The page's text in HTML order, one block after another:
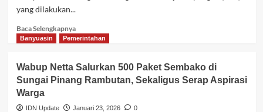
di
Dorong
Sinergi
Kesehatan
yang dilakukan...
Baca SelengkapnyaBaca
selengkapnya
Mahasiswa
FKM
Akan
Banyuasin Pemerintahan
Wabup Netta Salurkan 500 Paket Sembako di
Sungai Pinang Rambutan, Sekaligus Serap Aspirasi
Warga
IDN Update Januari 23, 2026 0